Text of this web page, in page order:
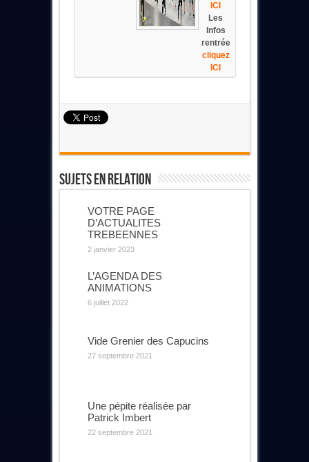
ICI
Les
Infos
rentrée
cliquez
ICI
Sujets En Relation
VOTRE PAGE
D’ACTUALITES
TREBEENNES
2 janvier 2023
L’AGENDA DES
ANIMATIONS
6 juillet 2022
Vide Grenier des Capucins
27 septembre 2021
Une pépite réalisée par
Patrick Imbert
22 septembre 2021